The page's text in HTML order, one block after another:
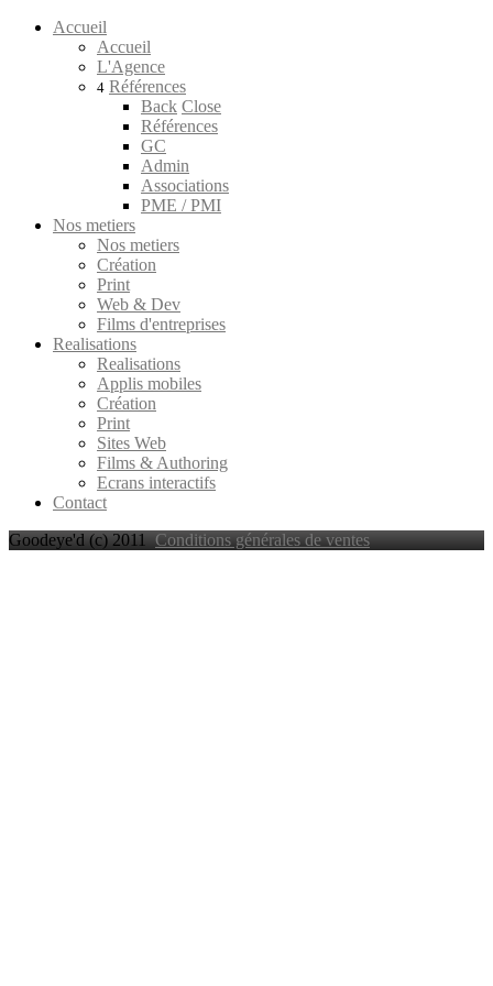
Accueil
Accueil
L'Agence
4 Références
Back Close
Références
GC
Admin
Associations
PME / PMI
Nos metiers
Nos metiers
Création
Print
Web & Dev
Films d'entreprises
Realisations
Realisations
Applis mobiles
Création
Print
Sites Web
Films & Authoring
Ecrans interactifs
Contact
Goodeye'd(c) 2011Conditions générales de ventes